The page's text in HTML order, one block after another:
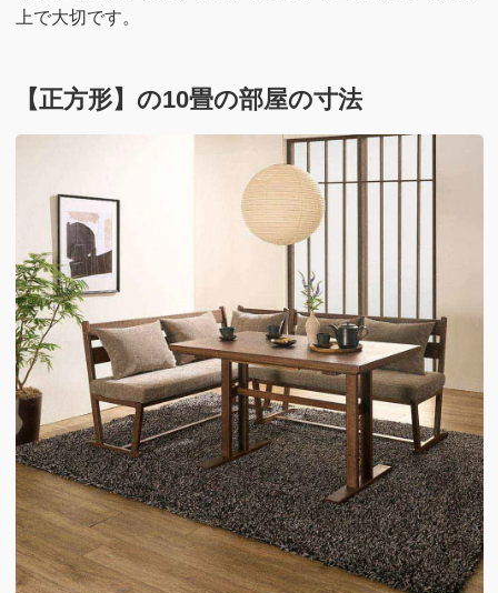
上で大切です。
【正方形】の10畳の部屋の寸法